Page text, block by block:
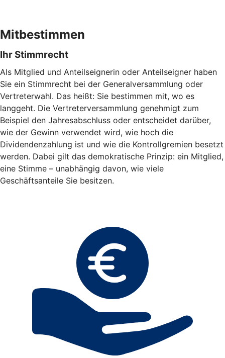
Mitbestimmen
Ihr Stimmrecht
Als Mitglied und Anteilseignerin oder Anteilseigner haben
Sie ein Stimmrecht bei der Generalversammlung oder
Vertreterwahl. Das heißt: Sie bestimmen mit, wo es
langgeht. Die Vertreterversammlung genehmigt zum
Beispiel den Jahresabschluss oder entscheidet darüber,
wie der Gewinn verwendet wird, wie hoch die
Dividendenzahlung ist und wie die Kontrollgremien besetzt
werden. Dabei gilt das demokratische Prinzip: ein Mitglied,
eine Stimme – unabhängig davon, wie viele
Geschäftsanteile Sie besitzen.